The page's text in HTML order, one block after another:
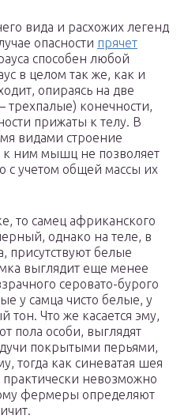
вида и расхожих легенд
опасности прячет
способен любой
в целом так же, как и
опираясь на две
трехпалые) конечности,
прижаты к телу. В
видами строение
ним мышц не позволяет
с учетом общей массы их
то самец африканского
однако на теле, в
присутствуют белые
выглядит еще менее
серовато-бурого
у самца чисто белые, у
Что же касается эму,
пола особи, выглядят
покрытыми перьями,
тогда как синеватая шея
практически невозможно
фермеры определяют